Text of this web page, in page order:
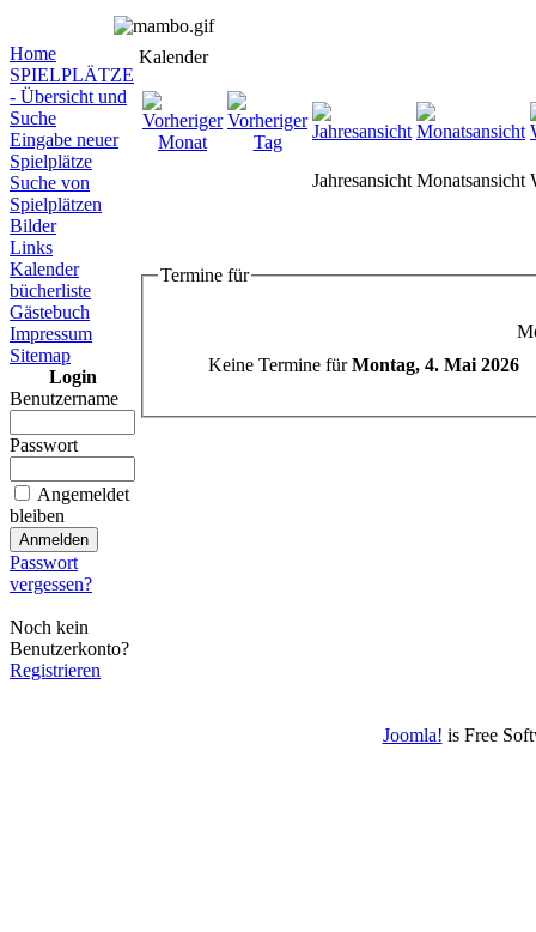
Home
SPIELPLÄTZE
- Übersicht und
Suche
Eingabe neuer
Spielplätze
Suche von
Spielplätzen
Bilder
Links
Kalender
bücherliste
Gästebuch
Impressum
Sitemap
Login
Benutzername
Passwort
Angemeldet
bleiben
Passwort
vergessen?
Noch kein
Benutzerkonto?
Registrieren
Kalender
Jahresansicht Monatsansicht
Termine für
Keine Termine fürMontag, 4. Mai 2026
Joomla! is Free